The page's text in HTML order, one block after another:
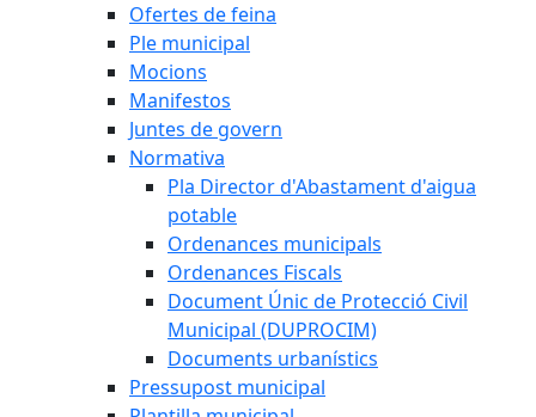
Ofertes de feina
Ple municipal
Mocions
Manifestos
Juntes de govern
Normativa
Pla Director d'Abastament d'aigua
potable
Ordenances municipals
Ordenances Fiscals
Document Únic de Protecció Civil
Municipal (DUPROCIM)
Documents urbanístics
Pressupost municipal